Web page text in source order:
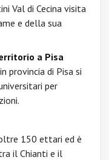
Val di Cecina visita
e della sua
a Pisa
provincia di Pisa si
per
150 ettari ed è
il Chianti e il